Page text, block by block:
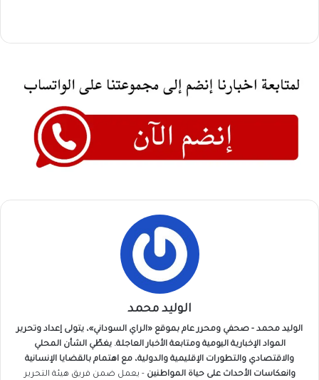
الوليد محمد
الوليد محمد - صحفي ومحرر عام بموقع «الراي السوداني»، يتولى إعداد وتحرير
المواد الإخبارية اليومية ومتابعة الأخبار العاجلة. يغطّي الشأن المحلي
والاقتصادي والتطورات الإقليمية والدولية، مع اهتمام بالقضايا الإنسانية
وانعكاسات الأحداث على حياة المواطنين - يعمل ضمن فريق هيئة التحرير